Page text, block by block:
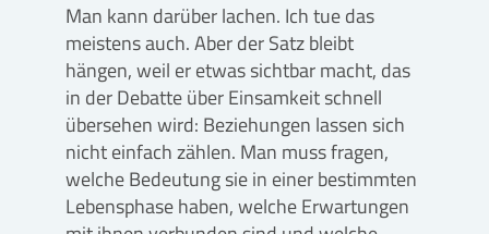
Man kann darüber lachen. Ich tue das
meistens auch. Aber der Satz bleibt
hängen, weil er etwas sichtbar macht, das
in der Debatte über Einsamkeit schnell
übersehen wird: Beziehungen lassen sich
nicht einfach zählen. Man muss fragen,
welche Bedeutung sie in einer bestimmten
Lebensphase haben, welche Erwartungen